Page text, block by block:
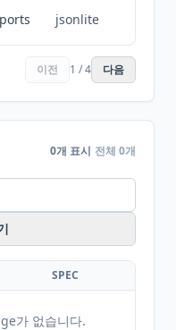
jsonlite
이전 1 / 4 다음
0개 표시 전체 0개
SPEC
가 없습니다.